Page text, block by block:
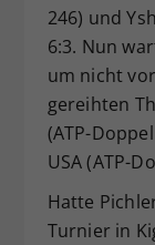
246) und
6:3. Nun
um nicht
gereihten
(ATP-
USA (ATP-
Hatte
Turnier in